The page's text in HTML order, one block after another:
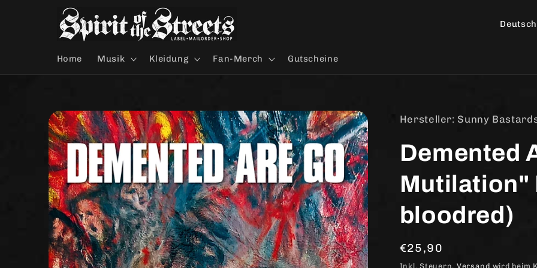
Home Musik Kleidung Fan-Merch Gutscheine
L
R
g
o
n
Zu
Produktinformationen
springen
Hersteller: Sunny
Demented
Mutilation"
bloodred)
Normaler
Preis
€25,90
Inkl. Steuern. Versand wird beim